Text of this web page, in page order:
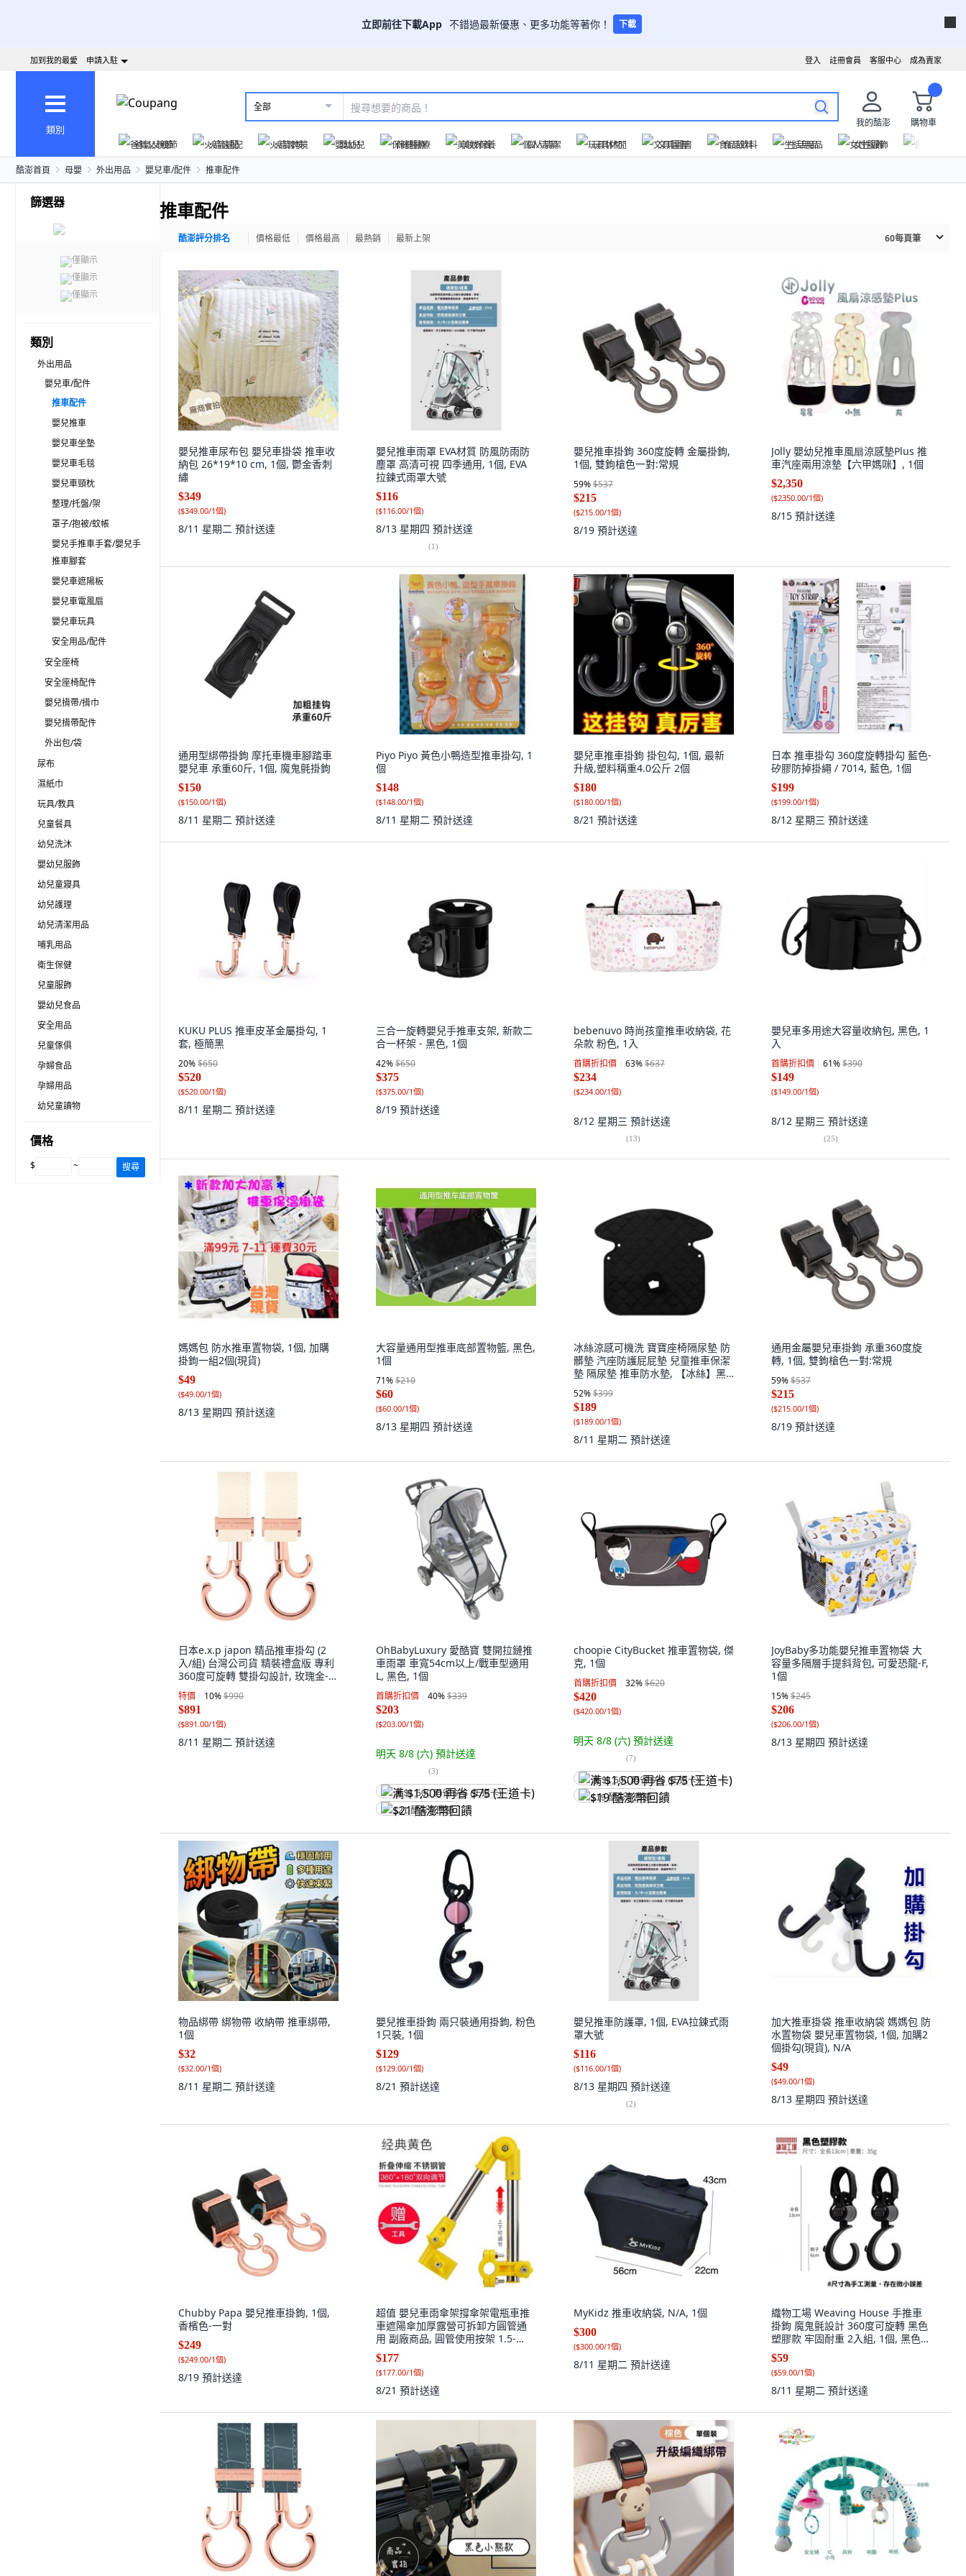
立即前往下載App 不錯過最新優惠、更多功能等著你！ 下載
成為賣家
客服中心
註冊會員
登入
加到我的最愛 申請入駐
類別
全部
我的酷澎
購物車
爸氣父親節
火箭速配 火箭跨境 嬰幼兒 保健醫療 美妝保養 個人清潔 玩具休閒 文具圖書 食品飲料 生活用品 女性服飾
酷澎首頁 母嬰 外出用品 嬰兒車/配件 推車配件
篩選器
僅顯示
僅顯示
僅顯示
類別
外出用品
嬰兒車/配件
推車配件
嬰兒推車
嬰兒車坐墊
嬰兒車毛毯
嬰兒車頸枕
整理/托盤/架
罩子/抱被/蚊帳
嬰兒手推車手套/嬰兒手
推車腳套
嬰兒車遮陽板
嬰兒車電風扇
嬰兒車玩具
安全用品/配件
安全座椅
安全座椅配件
嬰兒揹帶/揹巾
嬰兒揹帶配件
外出包/袋
尿布
濕紙巾
玩具/教具
兒童餐具
幼兒洗沐
嬰幼兒服飾
幼兒童寢具
幼兒護理
幼兒清潔用品
哺乳用品
衛生保健
兒童服飾
嬰幼兒食品
安全用品
兒童傢俱
孕婦食品
孕婦用品
幼兒童讀物
價格
$ ~ 搜尋
推車配件
酷澎評分排名 價格最低 價格最高 最熱銷 最新上架 60每頁筆
嬰兒推車尿布包 嬰兒車掛袋 推車收
納包 26*19*10 cm, 1個, 鬱金香刺
繡
$349
($349.00/1個)
8/11 星期二 預計送達
嬰兒推車雨罩 EVA材質 防風防雨防
塵罩 高清可視 四季通用, 1個, EVA
拉鍊式雨罩大號
$116
($116.00/1個)
8/13 星期四 預計送達
(1)
嬰兒推車掛鉤 360度旋轉 金屬掛鉤,
1個, 雙鉤槍色一對:常規
59%$537
$215
($215.00/1個)
8/19 預計送達
Jolly 嬰幼兒推車風扇涼感墊Plus 推
車汽座兩用涼墊【六甲媽咪】, 1個
$2,350
($2350.00/1個)
8/15 預計送達
通用型綁帶掛鉤 摩托車機車腳踏車
嬰兒車 承重60斤, 1個, 魔鬼氈掛鉤
$150
($150.00/1個)
8/11 星期二 預計送達
Piyo Piyo 黃色小鴨造型推車掛勾, 1
個
$148
($148.00/1個)
8/11 星期二 預計送達
嬰兒車推車掛鉤 掛包勾, 1個, 最新
升級,塑料稱重4.0公斤 2個
$180
($180.00/1個)
8/21 預計送達
日本 推車掛勾 360度旋轉掛勾 藍色-
矽膠防掉掛繩 / 7014, 藍色, 1個
$199
($199.00/1個)
8/12 星期三 預計送達
KUKU PLUS 推車皮革金屬掛勾, 1
套, 極簡黑
20%$650
$520
($520.00/1個)
8/11 星期二 預計送達
三合一旋轉嬰兒手推車支架, 新款二
合一杯架 - 黑色, 1個
42%$650
$375
($375.00/1個)
8/19 預計送達
bebenuvo 時尚孩童推車收納袋, 花
朵款 粉色, 1入
首購折扣價 63%$637
$234
($234.00/1個)
8/12 星期三 預計送達
(13)
嬰兒車多用途大容量收納包, 黑色, 1
入
首購折扣價 61%$390
$149
($149.00/1個)
8/12 星期三 預計送達
(25)
媽媽包 防水推車置物袋, 1個, 加購
掛鉤一組2個(現貨)
$49
($49.00/1個)
8/13 星期四 預計送達
大容量通用型推車底部置物籃, 黑色,
1個
71%$210
$60
($60.00/1個)
8/13 星期四 預計送達
冰絲涼感可機洗 寶寶座椅隔尿墊 防
髒墊 汽座防護屁屁墊 兒童推車保潔
墊 隔尿墊 推車防水墊, 【冰絲】黑
座椅隔尿墊, 1個
52%$399
$189
($189.00/1個)
8/11 星期二 預計送達
通用金屬嬰兒車掛鉤 承重360度旋
轉, 1個, 雙鉤槍色一對:常規
59%$537
$215
($215.00/1個)
8/19 預計送達
日本e.x.p japon 精品推車掛勾 (2
入/組) 台灣公司貨 精裝禮盒版 專利
360度可旋轉 雙掛勾設計, 玫瑰金-皮
革奶茶白, 1個
特價 10%$990
$891
($891.00/1個)
8/11 星期二 預計送達
OhBabyLuxury 愛酷寶 雙開拉鏈推
車雨罩 車寬54cm以上/戰車型適用
L, 黑色, 1個
首購折扣價 40%$339
$203
($203.00/1個)
明天 8/8 (六) 預計送達
(3)
满 $1,500 再省 $75 (王道卡)
$21 酷澎幣回饋
choopie CityBucket 推車置物袋, 傑
克, 1個
首購折扣價 32%$620
$420
($420.00/1個)
明天 8/8 (六) 預計送達
(7)
满 $1,500 再省 $75 (王道卡)
$19 酷澎幣回饋
JoyBaby多功能嬰兒推車置物袋 大
容量多隔層手提斜背包, 可愛恐龍-F,
1個
15%$245
$206
($206.00/1個)
8/13 星期四 預計送達
物品綁帶 綁物帶 收納帶 推車綁帶,
1個
$32
($32.00/1個)
8/11 星期二 預計送達
嬰兒推車掛鉤 兩只裝通用掛鉤, 粉色
1只裝, 1個
$129
($129.00/1個)
8/21 預計送達
嬰兒推車防護罩, 1個, EVA拉鍊式雨
罩大號
$116
($116.00/1個)
8/13 星期四 預計送達
(2)
加大推車掛袋 推車收納袋 媽媽包 防
水置物袋 嬰兒車置物袋, 1個, 加購2
個掛勾(現貨), N/A
$49
($49.00/1個)
8/13 星期四 預計送達
Chubby Papa 嬰兒推車掛鉤, 1個,
香檳色-一對
$249
($249.00/1個)
8/19 預計送達
超值 嬰兒車雨傘架撐傘架電瓶車推
車遮陽傘加厚露營可拆卸方圓管通
用 副廠商品, 圓管使用按架 1.5-
2.5CM以內, 1個
$177
($177.00/1個)
8/21 預計送達
MyKidz 推車收納袋, N/A, 1個
$300
($300.00/1個)
8/11 星期二 預計送達
織物工場 Weaving House 手推車
掛鉤 魔鬼氈設計 360度可旋轉 黑色
塑膠款 牢固耐重 2入組, 1個, 黑色塑
膠款*2個
$59
($59.00/1個)
8/11 星期二 預計送達